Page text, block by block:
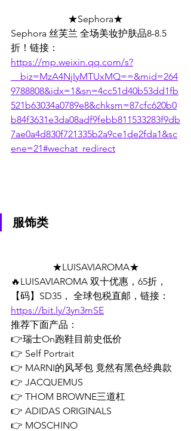
★Sephora★
Sephora 丝芙兰 全场美妆护肤品8-8.5
折！链接：
https://mp.weixin.qq.com/s?
__biz=MzA4NjIyMTUxMQ==&mid=264
9788808&idx=1&sn=4cc51d40b53dd1fb
521b63034a0789e8&chksm=87cfc620b0
b84f3631e3da08adf9febb811533283f9db
7ae0a4d830f721335b2a9ce1de2fda1&sc
ene=21#wechat_redirect
服饰类
★LUISAVIAROMA★
🔥LUISAVIAROMA 双十优惠，65折，
【码】SD35， 全球包税直邮，链接：
https://bit.ly/3yn3mSE
推荐下面产品：
👉瑞士On跑鞋目前史低价
👉 Self Portrait
👉 MARNI的风琴包 竟然有黑色经典款
👉 JACQUEMUS
👉 THOM BROWNE三道杠
👉 ADIDAS ORIGINALS
👉 MOSCHINO